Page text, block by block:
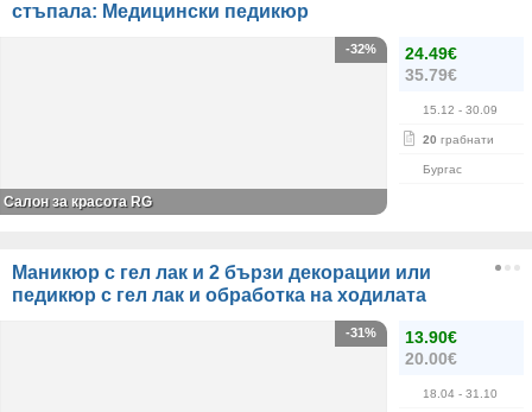
стъпала: Медицински педикюр
24.49€
35.79€
15.12 - 30.09
20 грабнати
Бургас
-32%
Салон за красота RG
Маникюр с гел лак и 2 бързи декорации или
педикюр с гел лак и обработка на ходилата
13.90€
20.00€
18.04 - 31.10
-31%